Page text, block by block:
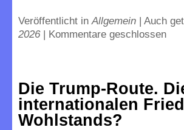
Veröffentlicht inAllgemein | Auch
2026 | Kommentare geschlossen
Die Trump-Route.
internationalen
Wohlstands?